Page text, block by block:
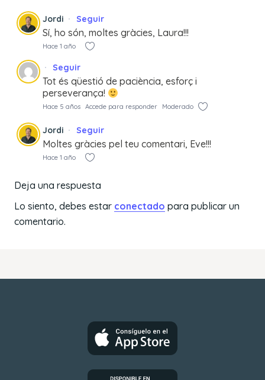
Jordi Seguir
Sí, ho són, moltes gràcies, Laura!!!
Hace 1 año
Seguir
Tot és qüestió de paciència, esforç i
perseverança!
Hace 5 años Accede para responder Moderado
Jordi Seguir
Moltes gràcies pel teu comentari, Eve!!!
Hace 1 año
Deja una respuesta
Lo siento, debes estar conectado para publicar un
comentario.